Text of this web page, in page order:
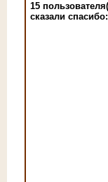
15
сказали cпасибо: